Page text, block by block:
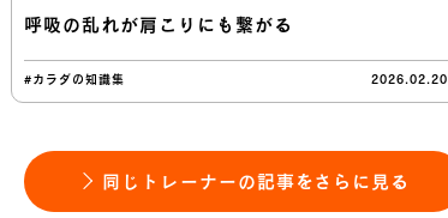
呼吸の乱れが肩こりにも繋がる
#カラダの知識集 2026.02.20
同じトレーナーの記事をさらに見る